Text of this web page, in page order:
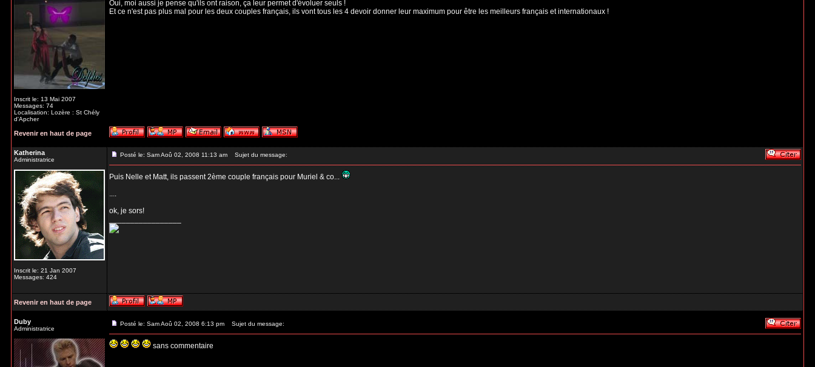
Inscrit le: 13 Mai 2007
Messages: 74
Localisation: Lozère : St Chély
d'Apcher
Oui, moi aussi je pense qu'ils ont raison, ça leur permet d'évoluer seuls !
Et ce n'est pas plus mal pour les deux couples français, ils vont tous les 4 devoir donner leur maximum pour être les meilleurs français et internationaux !
Revenir en haut de page
Katherina
Administratrice
Inscrit le: 21 Jan 2007
Messages: 424
Posté le: Sam Aoû 02, 2008 11:13 am Sujet du message:
Puis Nelle et Matt, ils passent 2ème couple français pour Muriel & co...
....
ok, je sors!
_________________
Revenir en haut de page
Duby
Administratrice
Posté le: Sam Aoû 02, 2008 6:13 pm Sujet du message:
sans commentaire